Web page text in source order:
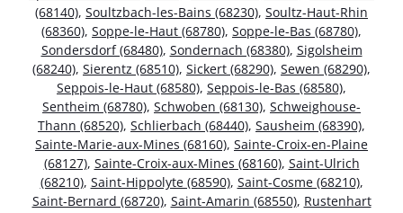
(68140), Soultzbach-les-Bains (68230), Soultz-Haut-Rhin
(68360), Soppe-le-Haut (68780), Soppe-le-Bas (68780),
Sondersdorf (68480), Sondernach (68380), Sigolsheim
(68240), Sierentz (68510), Sickert (68290), Sewen (68290),
Seppois-le-Haut (68580), Seppois-le-Bas (68580),
Sentheim (68780), Schwoben (68130), Schweighouse-
Thann (68520), Schlierbach (68440), Sausheim (68390),
Sainte-Marie-aux-Mines (68160), Sainte-Croix-en-Plaine
(68127), Sainte-Croix-aux-Mines (68160), Saint-Ulrich
(68210), Saint-Hippolyte (68590), Saint-Cosme (68210),
Saint-Bernard (68720), Saint-Amarin (68550), Rustenhart